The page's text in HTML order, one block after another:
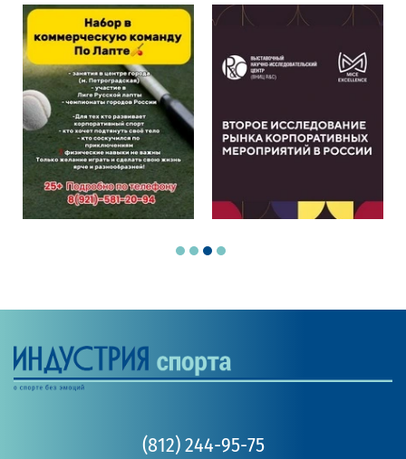
(812) 244-95-75